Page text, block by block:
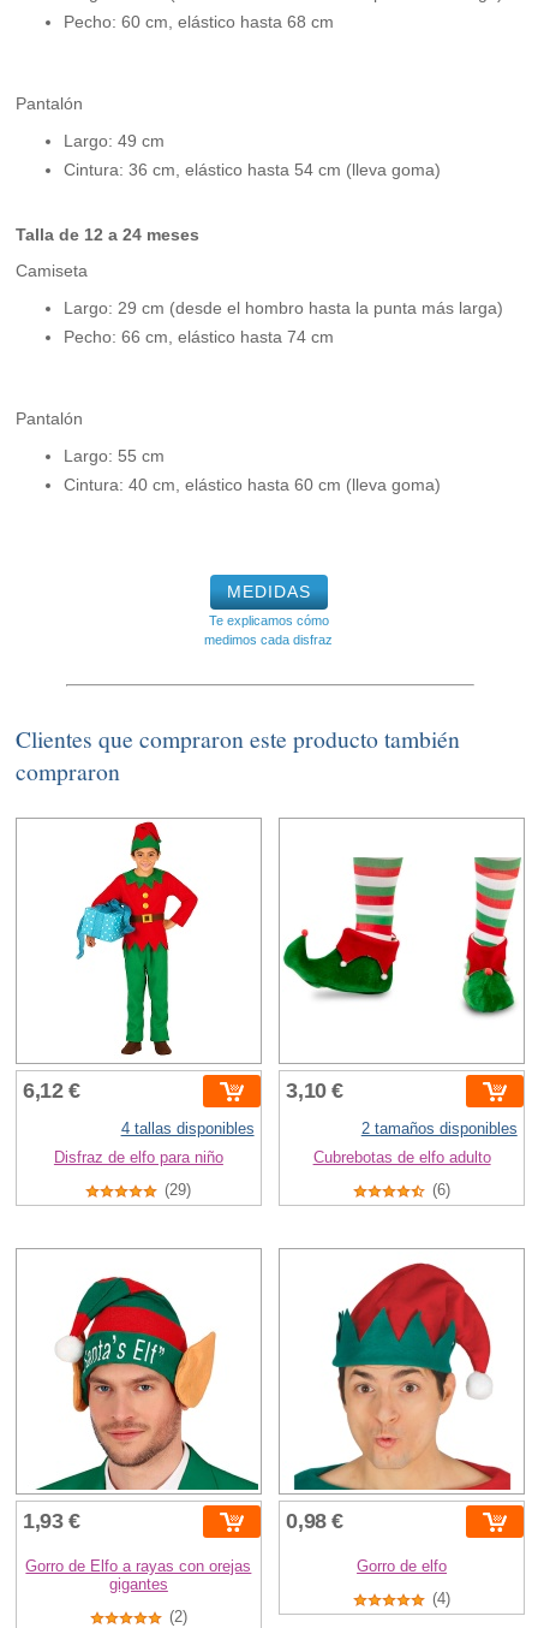
Pecho: 60 cm, elástico hasta 68 cm
Pantalón
Largo: 49 cm
Cintura: 36 cm, elástico hasta 54 cm (lleva goma)
Talla de 12 a 24 meses
Camiseta
Largo: 29 cm (desde el hombro hasta la punta más larga)
Pecho: 66 cm, elástico hasta 74 cm
Pantalón
Largo: 55 cm
Cintura: 40 cm, elástico hasta 60 cm (lleva goma)
MEDIDAS
Te explicamos cómo
medimos cada disfraz
Clientes que compraron este producto también
compraron
6,12 €
4 tallas disponibles
Disfraz de elfo para niño
(29)
3,10 €
2 tamaños disponibles
Cubrebotas de elfo adulto
(6)
1,93 €
Gorro de Elfo a rayas con orejas
gigantes
(2)
0,98 €
Gorro de elfo
(4)